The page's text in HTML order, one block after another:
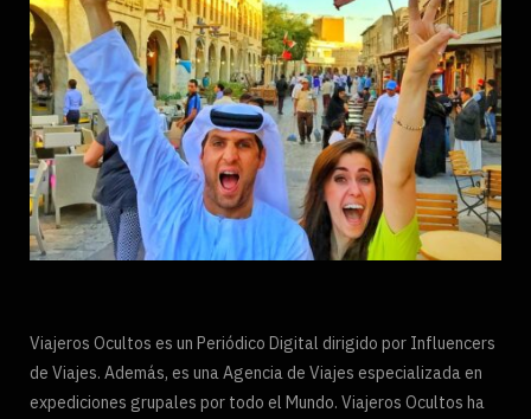
Viajeros Ocultos es un Periódico Digital dirigido por Influencers
de Viajes. Además, es una Agencia de Viajes especializada en
expediciones grupales por todo el Mundo. Viajeros Ocultos ha